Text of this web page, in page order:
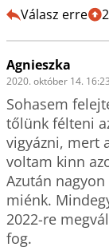
Válasz erre 2
Agnieszka
2020. október 14. 16:23
Sohasem
tőlünk félteni
vigyázni, mert
voltam kinn
Azután
miénk.
2022-re
fog.